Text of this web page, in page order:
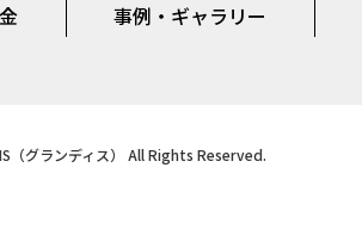
事例・ギャラリー
（グランディス） All Rights Reserved.